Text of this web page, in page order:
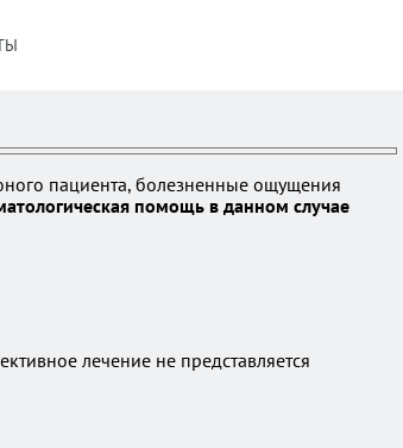
пациента, болезненные ощущения
помощь в данном случае
лечение не представляется